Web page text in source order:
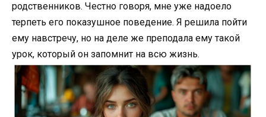
родственников. Честно говоря, мне уже надоело
терпеть его показушное поведение. Я решила пойти
ему навстречу, но на деле же преподала ему такой
урок, который он запомнит на всю жизнь.